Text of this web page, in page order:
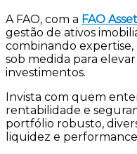
A FAO, com a FAO
gestão de ativos
combinando expertise,
sob medida para
investimentos.
Invista com quem
rentabilidade e
portfólio robusto,
liquidez e